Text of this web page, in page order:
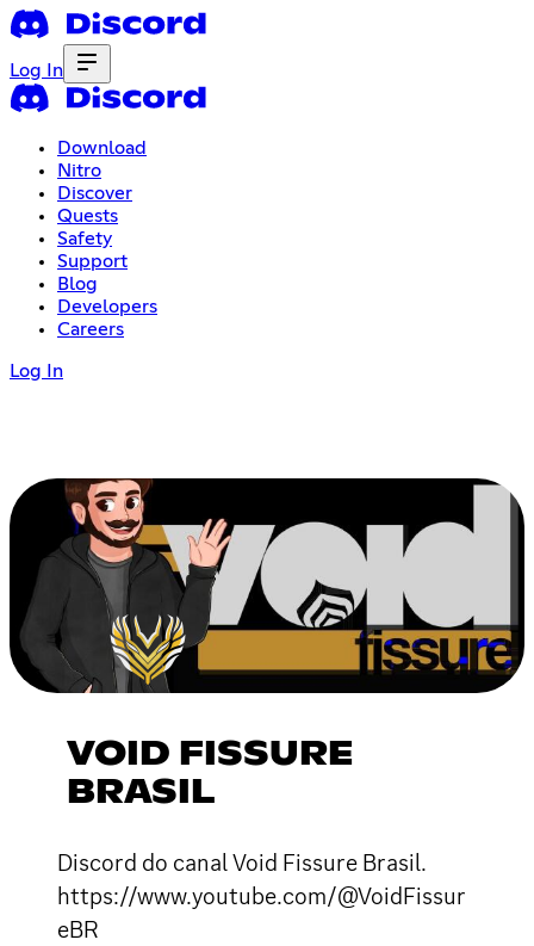
Log In
Download
Nitro
Discover
Quests
Safety
Support
Blog
Developers
Careers
Log In
VOID FISSURE
BRASIL
Discord do canal Void Fissure Brasil.
https://www.youtube.com/@VoidFissur
eBR